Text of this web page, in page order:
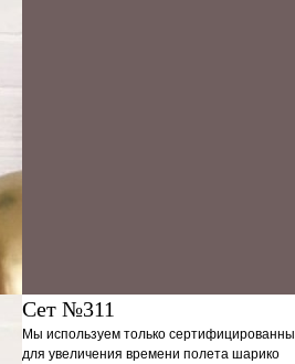
Сет №311
Мы используем только
для увеличения времени полета шарико